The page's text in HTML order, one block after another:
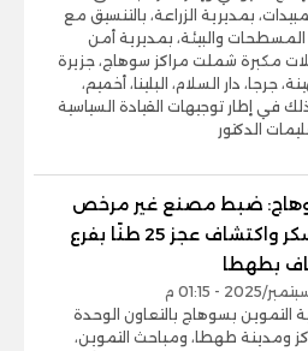
بمديرية الزراعة، بالتنسيق مع
والبيئة، بمديرية أمن
مكبرة شملت مراكز سوهاج، جزيرة
جرجا، دار السلام، البلينا، أخميم،
في إطار توجيهات القيادة السياسية
الدكتور
ضبط مصنع غير مرخص
لتعبئة السكر واكتشاف عجز 25 طنًا بفرع
بطهطا
التموين بسوهاج بالتعاون الوحدة
ومدينة طهطا، ومباحث التموين،